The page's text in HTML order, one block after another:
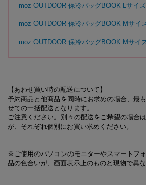
moz OUTDOOR 保冷バッグBOOK Lサイ
moz OUTDOOR 保冷バッグBOOK Mサイ
moz OUTDOOR 保冷バッグBOOK Mサイ
【あわせ買い時の配送について】
予約商品と他商品を同時にお求めの場合、最
せての一括配送となります。
ご注意ください。別々の配送をご希望の場合
が、それぞれ個別にお買い求めください。
※ご使用のパソコンのモニターやスマートフ
品の色合いが、画面表示上のものと現物で異